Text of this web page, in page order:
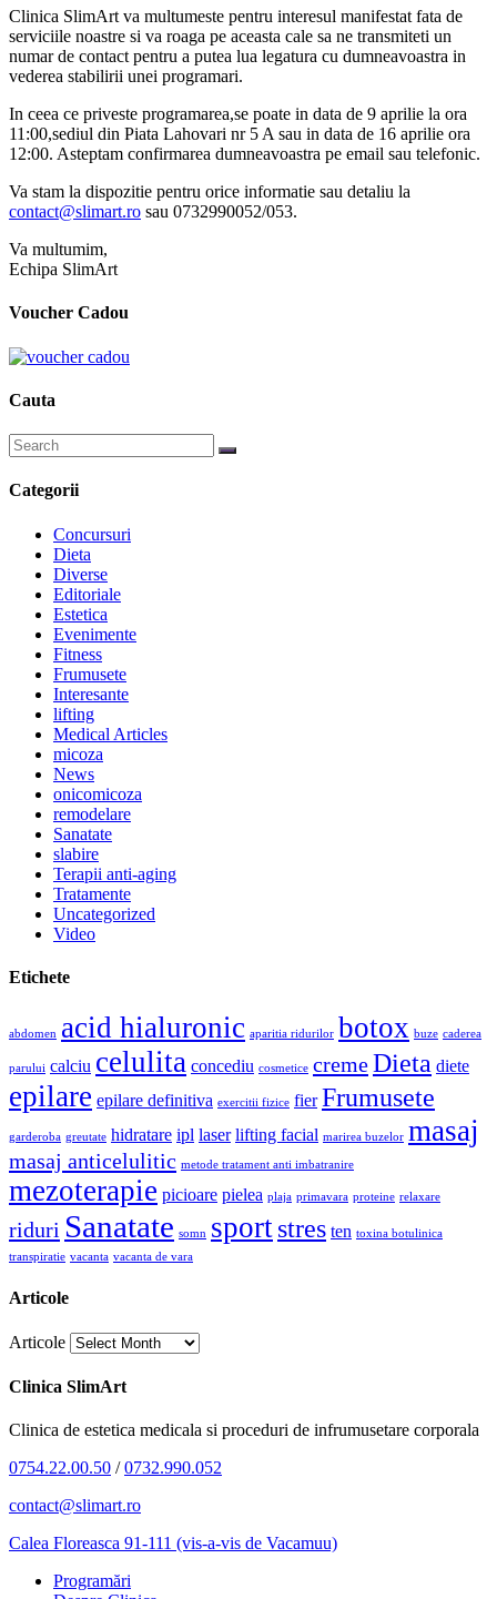
Clinica SlimArt va multumeste pentru interesul manifestat fata de
serviciile noastre si va roaga pe aceasta cale sa ne transmiteti un
numar de contact pentru a putea lua legatura cu dumneavoastra in
vederea stabilirii unei programari.
In ceea ce priveste programarea,se poate in data de 9 aprilie la ora
11:00,sediul din Piata Lahovari nr 5 A sau in data de 16 aprilie ora
12:00. Asteptam confirmarea dumneavoastra pe email sau telefonic.
Va stam la dispozitie pentru orice informatie sau detaliu la
contact@slimart.ro sau 0732990052/053.
Va multumim,
Echipa SlimArt
Voucher Cadou
Cauta
Categorii
Concursuri
Dieta
Diverse
Editoriale
Estetica
Evenimente
Fitness
Frumusete
Interesante
lifting
Medical Articles
micoza
News
onicomicoza
remodelare
Sanatate
slabire
Terapii anti-aging
Tratamente
Uncategorized
Video
Etichete
abdomen acid hialuronic aparitia ridurilor botox buze caderea
parului calciu celulita concediu cosmetice cremeDieta diete
epilare epilare definitiva exercitii fizice fier Frumusete
garderoba greutate hidratare ipl laser lifting facial marirea buzelor masaj
masaj anticelulitic metode tratament anti imbatranire
mezoterapie picioare pielea plaja primavara proteine relaxare
riduri Sanatate somn sportstres ten toxina botulinica
transpiratie vacanta vacanta de vara
Articole
Articole
Clinica SlimArt
Clinica de estetica medicala si proceduri de infrumusetare corporala
0754.22.00.50 /0732.990.052
contact@slimart.ro
Calea Floreasca 91-111 (vis-a-vis de Vacamuu)
Programări